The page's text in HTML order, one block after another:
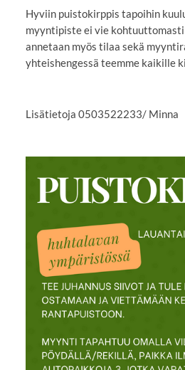
Hyviin puistokirppis tapoihin
myyntipiste ei vie
annetaan myös tilaa sekä
yhteishengessä teemme kaikille
Lisätietoja 0503522233/ Minna